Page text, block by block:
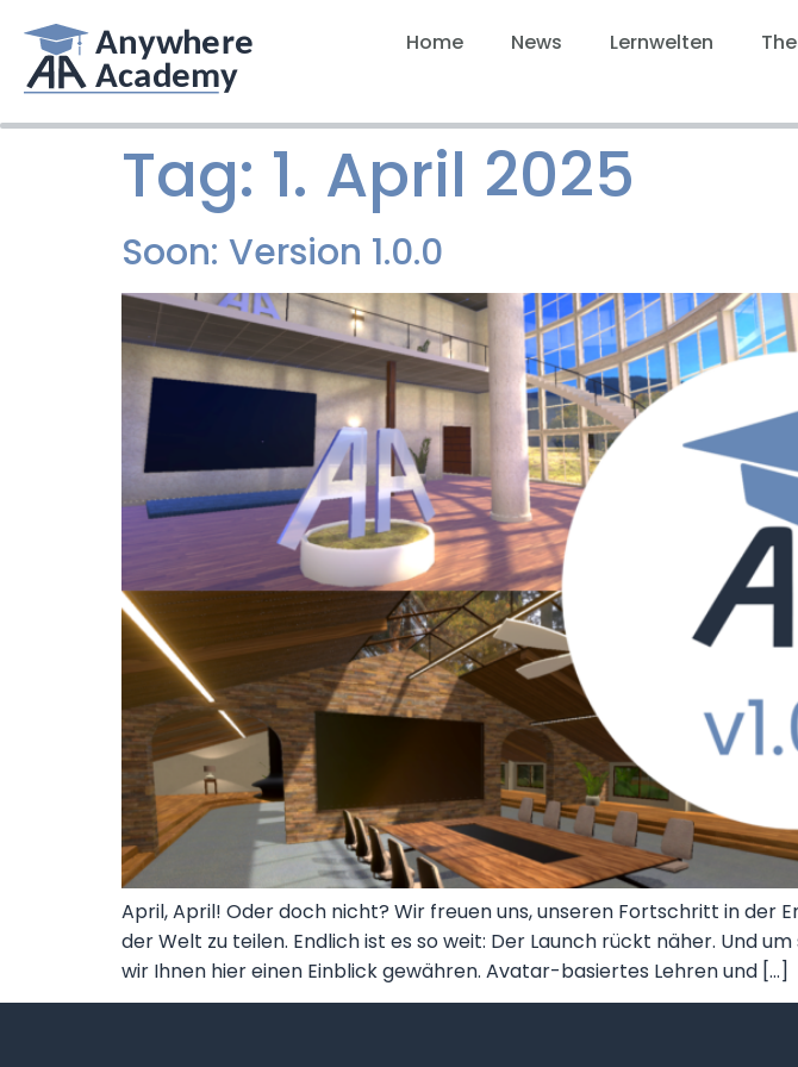
Home News Lernwelten
Tag: 1. April 2025
Soon: Version 1.0.0
April, April! Oder doch nicht? Wir freuen uns, unseren Fortschritt in
der Welt zu teilen. Endlich ist es so weit: Der Launch rückt näher. Und
wir Ihnen hier einen Einblick gewähren. Avatar-basiertes Lehren und […]